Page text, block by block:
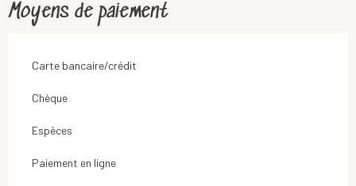
Moyens de paiement
Carte bancaire/crédit
Chèque
Espèces
Paiement en ligne